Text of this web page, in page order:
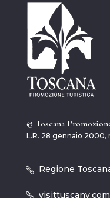
© Toscana
L.R. 28 gennaio 2000,
Regione
visittuscany.com